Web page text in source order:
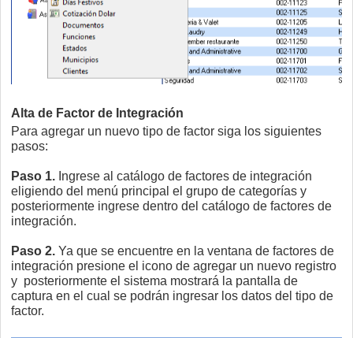
Alta de Factor de Integración
Para agregar un nuevo tipo de factor siga los siguientes
pasos:
Paso 1. Ingrese al catálogo de factores de integración
eligiendo del menú principal el grupo de categorías y
posteriormente ingrese dentro del catálogo de factores de
integración.
Paso 2. Ya que se encuentre en la ventana de factores de
integración presione el icono de agregar un nuevo registro
y posteriormente el sistema mostrará la pantalla de
captura en el cual se podrán ingresar los datos del tipo de
factor.